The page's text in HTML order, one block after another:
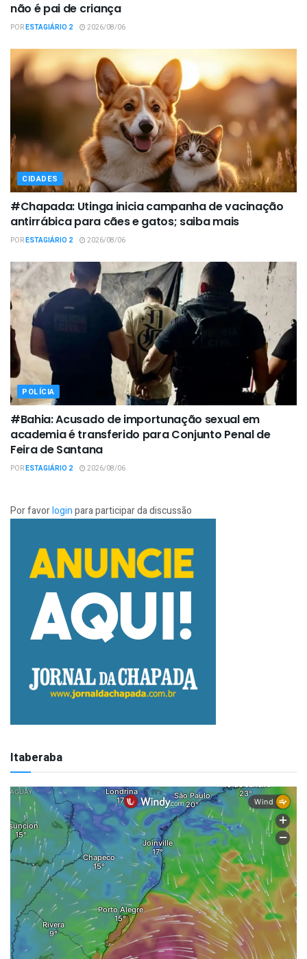
não é pai de criança
PORESTAGIÁRIO 2 2026/08/06
CIDADES
#Chapada: Utinga inicia campanha de vacinação
antirrábica para cães e gatos; saiba mais
PORESTAGIÁRIO 2 2026/08/06
POLÍCIA
#Bahia: Acusado de importunação sexual em
academia é transferido para Conjunto Penal de
Feira de Santana
PORESTAGIÁRIO 2 2026/08/06
Por favorloginpara participar da discussão
Itaberaba